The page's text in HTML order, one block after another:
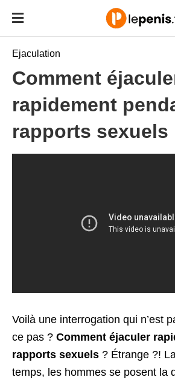
Ejaculation
Comment
rapidement
rapports sexuels
Voilà une interrogation qui n’est
ce pas ? Comment éjaculer
rapports sexuels ? Étrange ?!
temps, les hommes se posent la